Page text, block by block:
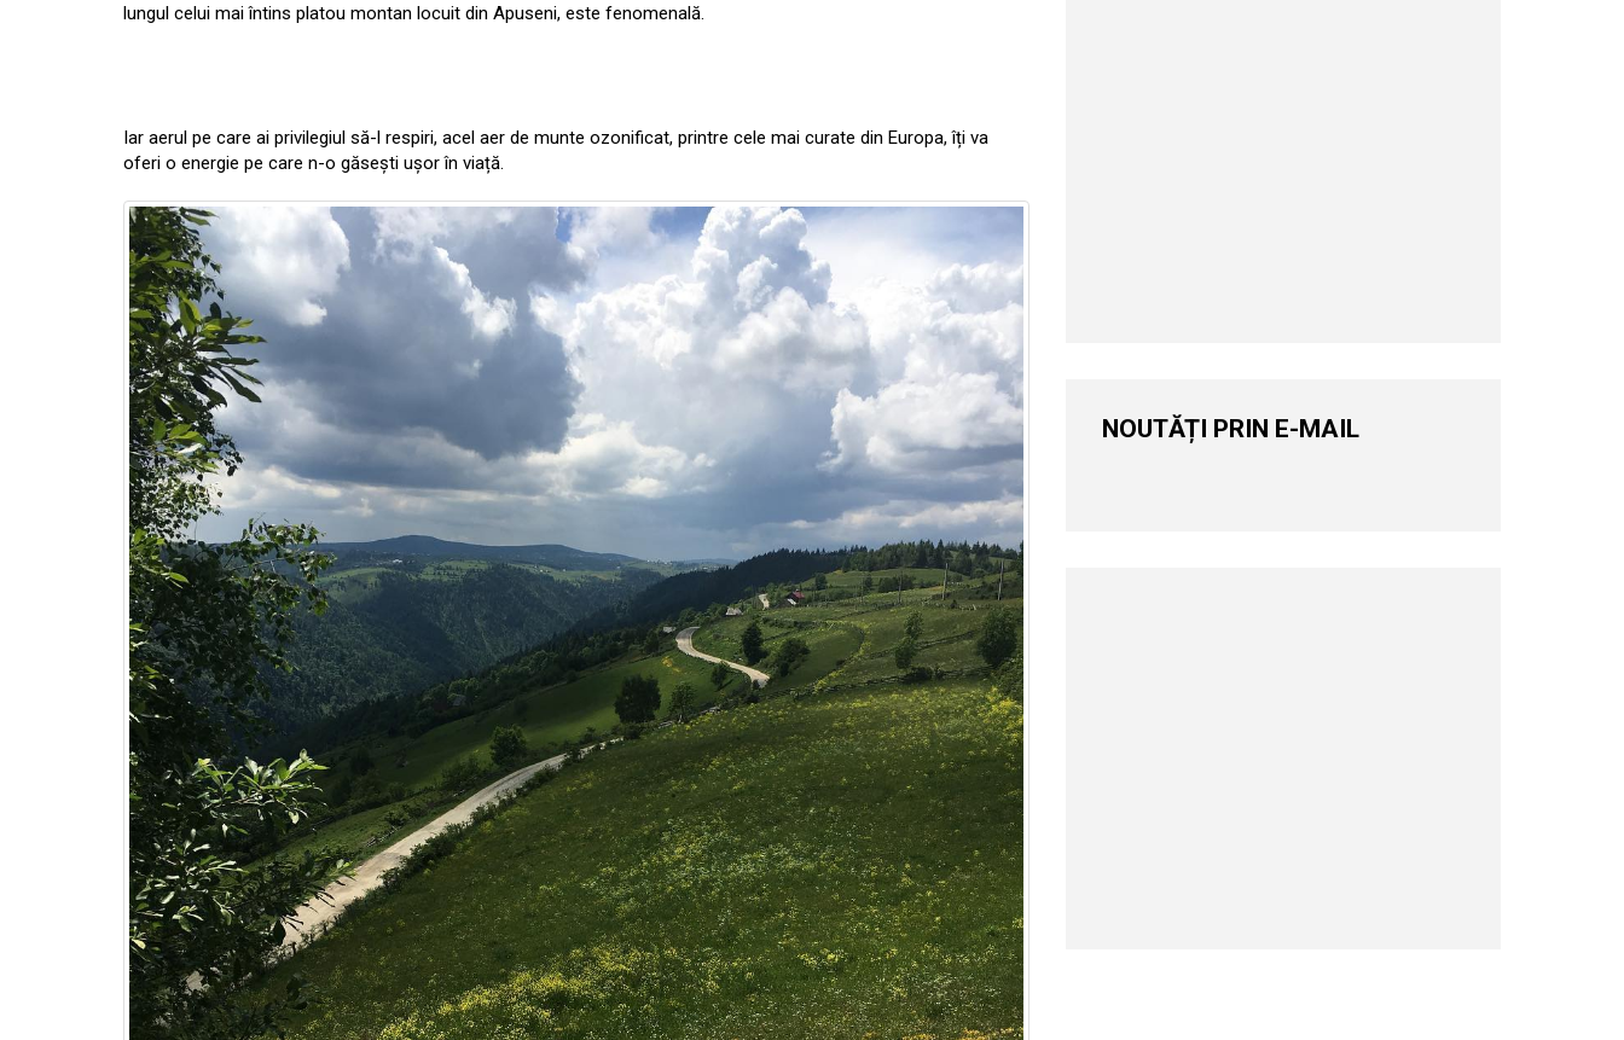
lungul celui mai întins platou montan locuit din Apuseni, este fenomenală.
Iar aerul pe care ai privilegiul să-l respiri, acel aer de munte ozonificat, printre cele mai curate din Europa, îți va
oferi o energie pe care n-o găsești ușor în viață.
NOUTĂȚI PRIN E-MAIL